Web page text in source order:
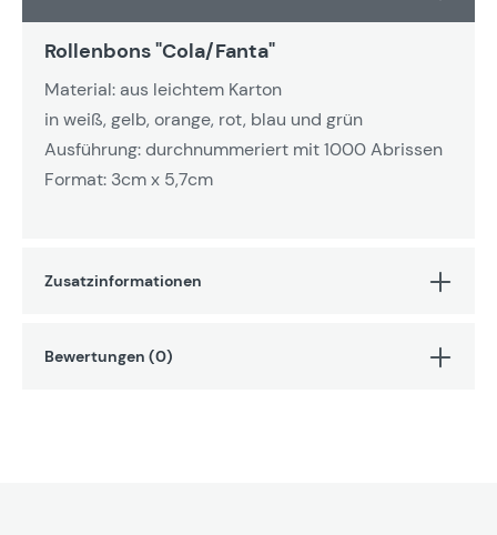
Rollenbons "Cola/Fanta"
Material: aus leichtem Karton
in weiß, gelb, orange, rot, blau und grün
Ausführung: durchnummeriert mit 1000 Abrissen
Format: 3cm x 5,7cm
Zusatzinformationen
Bewertungen (0)